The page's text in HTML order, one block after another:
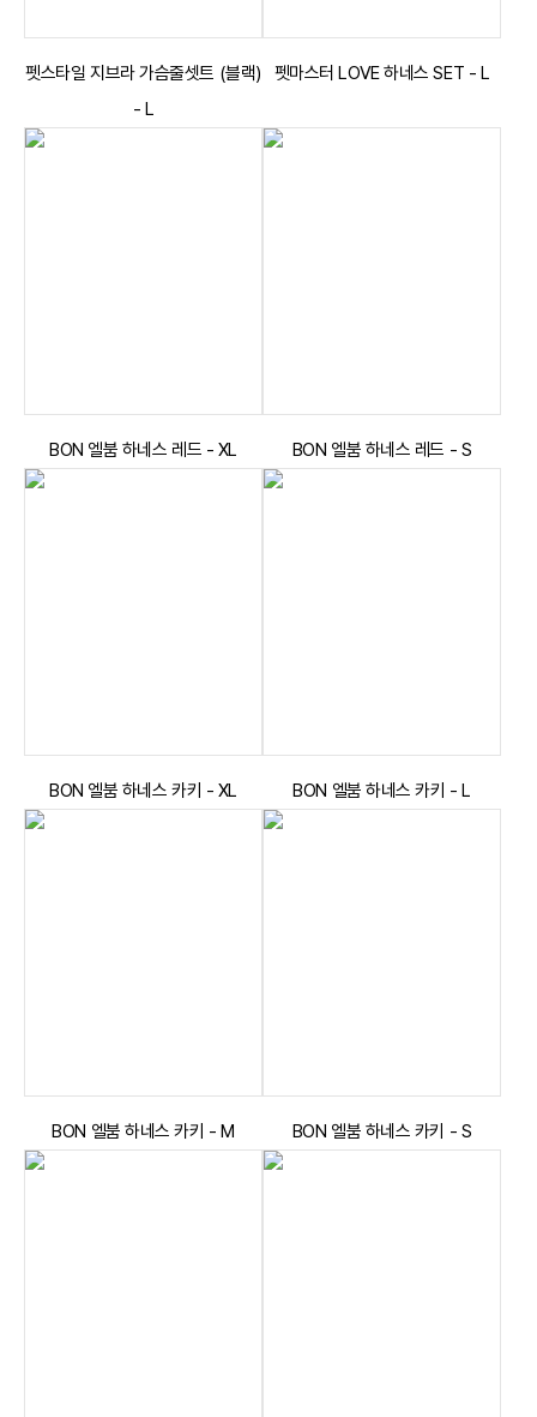
펫스타일 지브라 가슴줄셋트 (블랙)
- L
펫마스터 LOVE 하네스 SET - L
BON 엘붐 하네스 레드 - XL BON 엘붐 하네스 레드 - S
BON 엘붐 하네스 카키 - XL BON 엘붐 하네스 카키 - L
BON 엘붐 하네스 카키 - M BON 엘붐 하네스 카키 - S